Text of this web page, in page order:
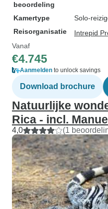
beoordeling
Kamertype
Solo-
Reisorganisatie
Intrepid
Vanaf
€4.745
Aanmelden to unlock savings
Download brochure
Natuurlijke
Rica - incl.
4,0 (1